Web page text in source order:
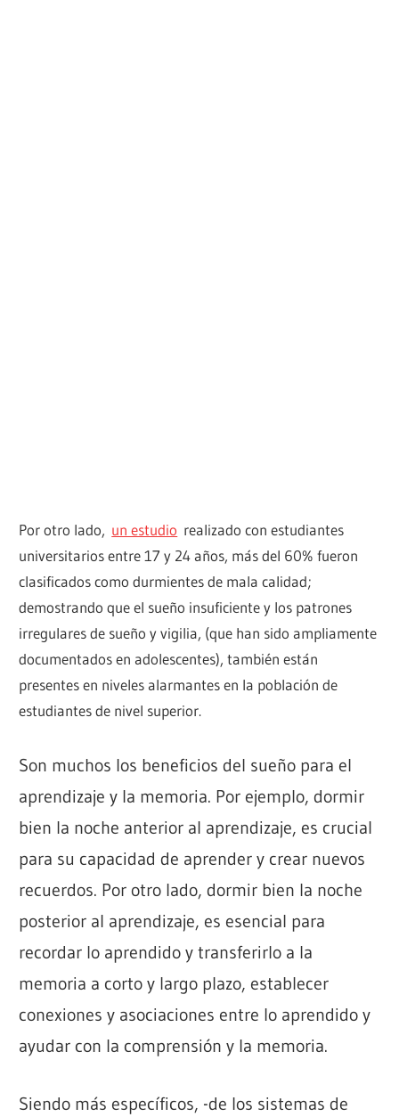
Por otro lado, un estudio realizado con estudiantes
universitarios entre 17 y 24 años, más del 60% fueron
clasificados como durmientes de mala calidad;
demostrando que el sueño insuficiente y los patrones
irregulares de sueño y vigilia, (que han sido ampliamente
documentados en adolescentes), también están
presentes en niveles alarmantes en la población de
estudiantes de nivel superior.
Son muchos los beneficios del sueño para el
aprendizaje y la memoria. Por ejemplo, dormir
bien la noche anterior al aprendizaje, es crucial
para su capacidad de aprender y crear nuevos
recuerdos. Por otro lado, dormir bien la noche
posterior al aprendizaje, es esencial para
recordar lo aprendido y transferirlo a la
memoria a corto y largo plazo, establecer
conexiones y asociaciones entre lo aprendido y
ayudar con la comprensión y la memoria.
Siendo más específicos, -de los sistemas de